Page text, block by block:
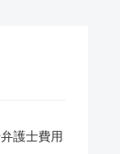
護士費用